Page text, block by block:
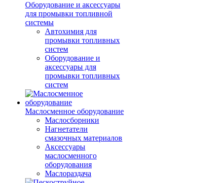
Оборудование и аксессуары
для промывки топливной
системы
Автохимия для
промывки топливных
систем
Оборудование и
аксессуары для
промывки топливных
систем
Маслосменное оборудование
Маслосборники
Нагнетатели
смазочных материалов
Аксессуары
маслосменного
оборудования
Маслораздача